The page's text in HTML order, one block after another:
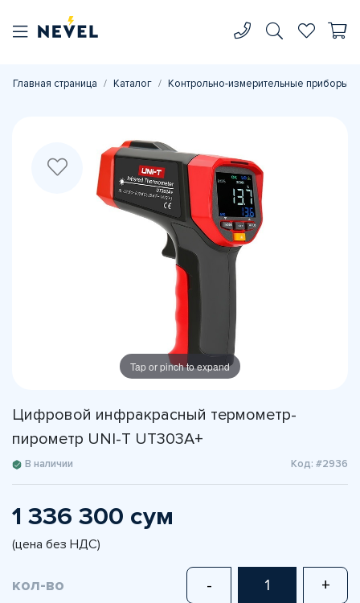
Главная страница Каталог Контрольно-измерительные приборы
Tap or pinch to expand
Цифровой инфракрасный термометр-
пирометр UNI-T UT303A+
В наличии Код: #2936
1 336 300 сум
(цена без НДС)
кол-во - +